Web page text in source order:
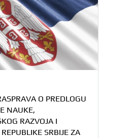
O PREDLOGU
NAUKE,
RAZVOJA I
SRBIJE ZA